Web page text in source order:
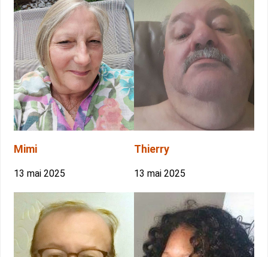
Mimi
13 mai 2025
Thierry
13 mai 2025